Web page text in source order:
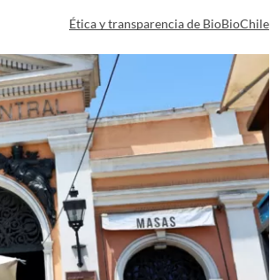
Ética y transparencia de BioBioChile